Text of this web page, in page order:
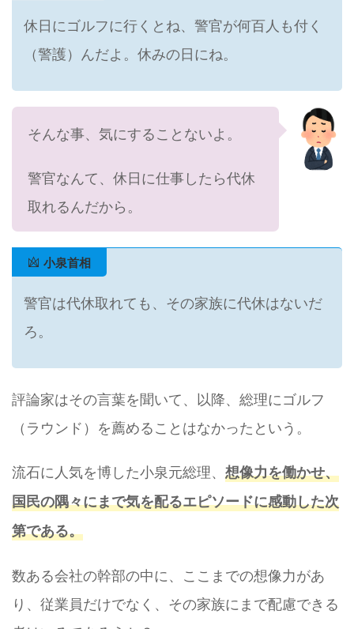
休日にゴルフに行くとね、警官が何百人も付く
（警護）んだよ。休みの日にね。
そんな事、気にすることないよ。
警官なんて、休日に仕事したら代休
取れるんだから。
小泉首相
警官は代休取れても、その家族に代休はないだ
ろ。
評論家はその言葉を聞いて、以降、総理にゴルフ
（ラウンド）を薦めることはなかったという。
流石に人気を博した小泉元総理、 想像力を働かせ、
国民の隅々にまで気を配るエピソードに感動した次
第である。
数ある会社の幹部の中に、ここまでの想像力があ
り、従業員だけでなく、その家族にまで配慮できる